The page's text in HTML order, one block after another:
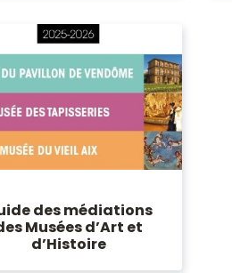
des médiations
Musées d’Art et
d’Histoire